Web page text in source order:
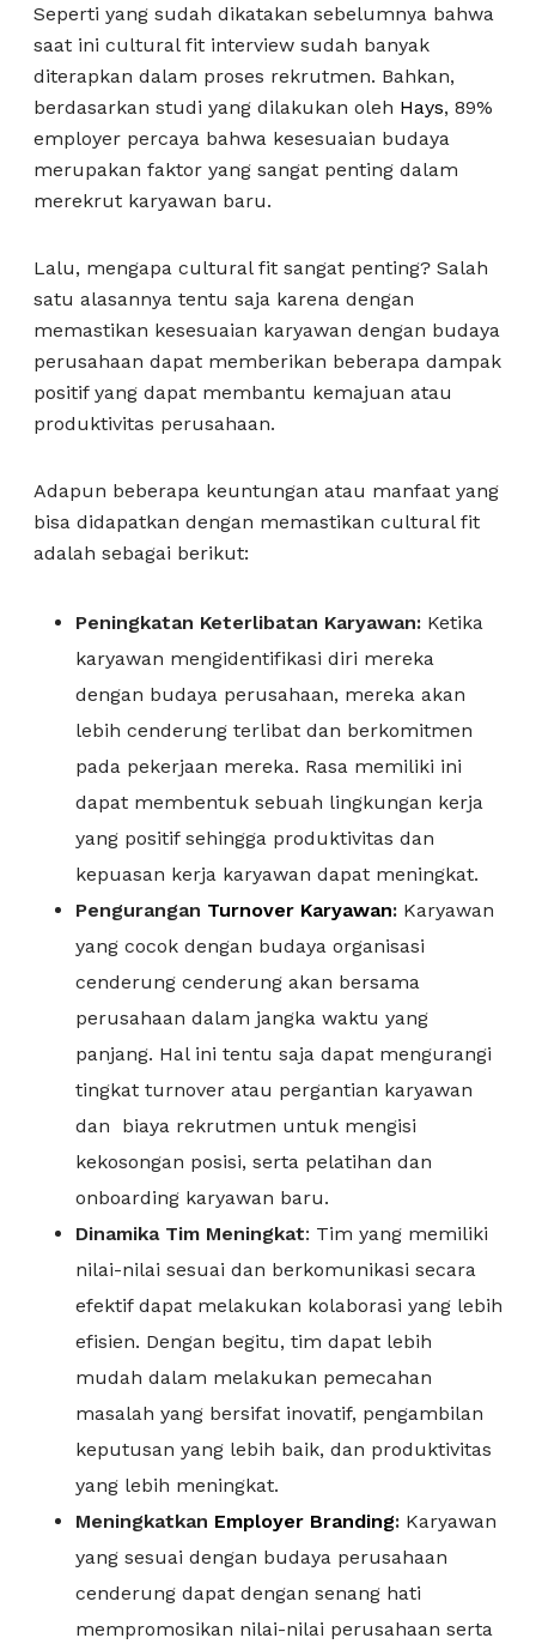
Seperti yang sudah dikatakan sebelumnya bahwa
saat ini cultural fit interview sudah banyak
diterapkan dalam proses rekrutmen. Bahkan,
berdasarkan studi yang dilakukan oleh Hays, 89%
employer percaya bahwa kesesuaian budaya
merupakan faktor yang sangat penting dalam
merekrut karyawan baru.
Lalu, mengapa cultural fit sangat penting? Salah
satu alasannya tentu saja karena dengan
memastikan kesesuaian karyawan dengan budaya
perusahaan dapat memberikan beberapa dampak
positif yang dapat membantu kemajuan atau
produktivitas perusahaan.
Adapun beberapa keuntungan atau manfaat yang
bisa didapatkan dengan memastikan cultural fit
adalah sebagai berikut:
Peningkatan Keterlibatan Karyawan: Ketika
karyawan mengidentifikasi diri mereka
dengan budaya perusahaan, mereka akan
lebih cenderung terlibat dan berkomitmen
pada pekerjaan mereka. Rasa memiliki ini
dapat membentuk sebuah lingkungan kerja
yang positif sehingga produktivitas dan
kepuasan kerja karyawan dapat meningkat.
Pengurangan Turnover Karyawan: Karyawan
yang cocok dengan budaya organisasi
cenderung cenderung akan bersama
perusahaan dalam jangka waktu yang
panjang. Hal ini tentu saja dapat mengurangi
tingkat turnover atau pergantian karyawan
dan biaya rekrutmen untuk mengisi
kekosongan posisi, serta pelatihan dan
onboarding karyawan baru.
Dinamika Tim Meningkat: Tim yang memiliki
nilai-nilai sesuai dan berkomunikasi secara
efektif dapat melakukan kolaborasi yang lebih
efisien. Dengan begitu, tim dapat lebih
mudah dalam melakukan pemecahan
masalah yang bersifat inovatif, pengambilan
keputusan yang lebih baik, dan produktivitas
yang lebih meningkat.
Meningkatkan Employer Branding: Karyawan
yang sesuai dengan budaya perusahaan
cenderung dapat dengan senang hati
mempromosikan nilai-nilai perusahaan serta